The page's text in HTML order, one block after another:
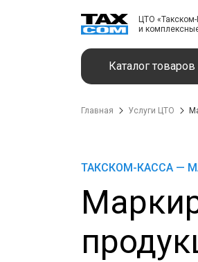
ЦТО
и
Каталог товаров
Главная Услуги ЦТО
ТАКСКОМ-КАССА —